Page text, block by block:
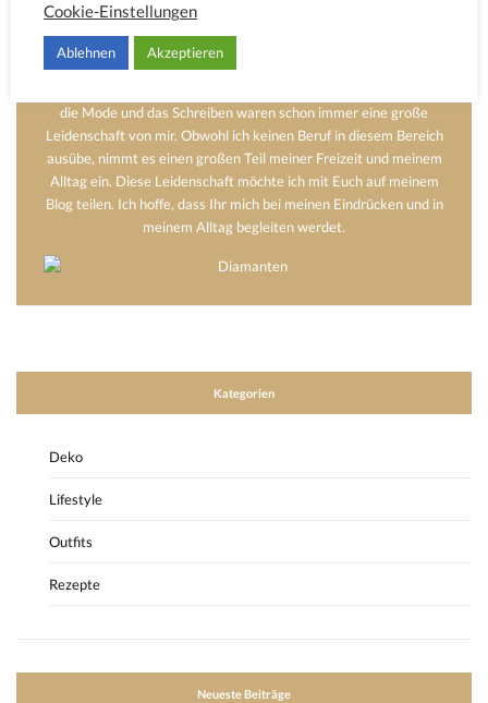
die Mode und das Schreiben waren schon immer eine große
Leidenschaft von mir. Obwohl ich keinen Beruf in diesem Bereich
ausübe, nimmt es einen großen Teil meiner Freizeit und meinem
Alltag ein. Diese Leidenschaft möchte ich mit Euch auf meinem
Blog teilen. Ich hoffe, dass Ihr mich bei meinen Eindrücken und in
meinem Alltag begleiten werdet.
Kategorien
Deko
Lifestyle
Outfits
Rezepte
Neueste Beiträge
Cookie-Einstellungen
Ablehnen Akzeptieren